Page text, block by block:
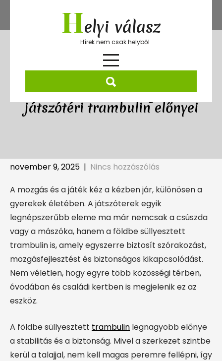
content
Helyi válasz
Hírek nem csak helyből
Szórakozás és mozgás – a
játszótéri trambulin előnyei
november 9, 2025 | Nincs hozzászólás
A mozgás és a játék kéz a kézben jár, különösen a
gyerekek életében. A játszóterek egyik
legnépszerűbb eleme ma már nemcsak a csúszda
vagy a mászóka, hanem a földbe süllyesztett
trambulin is, amely egyszerre biztosít szórakozást,
mozgásfejlesztést és biztonságos kikapcsolódást.
Nem véletlen, hogy egyre több közösségi térben,
óvodában és családi kertben is megjelenik ez az
eszköz.
A földbe süllyesztett trambulin legnagyobb előnye
a stabilitás és a biztonság. Mivel a szerkezet szintbe
kerül a talajjal, nem kell magas peremre fellépni, így